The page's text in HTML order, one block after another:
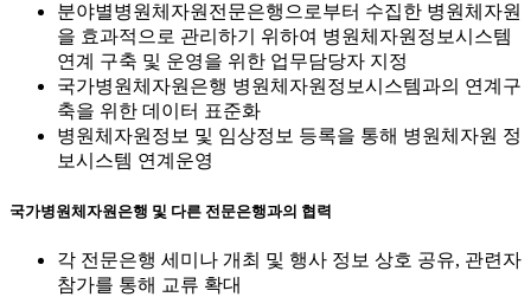
분야별병원체자원전문은행으로부터 수집한 병원체자원
을 효과적으로 관리하기 위하여 병원체자원정보시스템
연계 구축 및 운영을 위한 업무담당자 지정
국가병원체자원은행 병원체자원정보시스템과의 연계구
축을 위한 데이터 표준화
병원체자원정보 및 임상정보 등록을 통해 병원체자원 정
보시스템 연계운영
국가병원체자원은행 및 다른 전문은행과의 협력
각 전문은행 세미나 개최 및 행사 정보 상호 공유, 관련자
참가를 통해 교류 확대